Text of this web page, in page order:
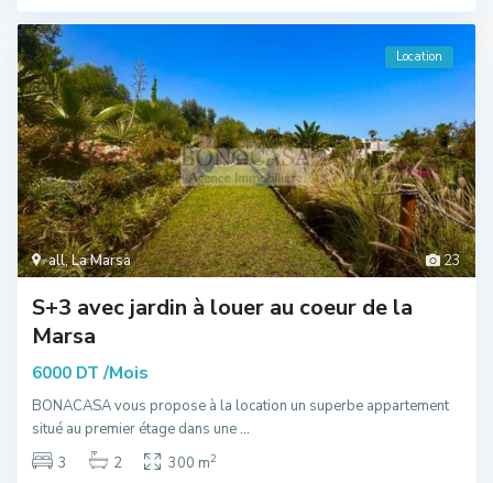
23
all,La Marsa
Location
S+3 avec jardin à louer au coeur de la
Marsa
6000 DT/Mois
BONACASA vous propose à la location un superbe appartement
situé au premier étage dans une...
3
2 300 m2